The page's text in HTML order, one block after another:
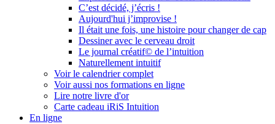
C’est décidé, j’écris !
Aujourd'hui j’improvise !
Il était une fois, une histoire pour changer de cap
Dessiner avec le cerveau droit
Le journal créatif© de l’intuition
Naturellement intuitif
Voir le calendrier complet
Voir aussi nos formations en ligne
Lire notre livre d'or
Carte cadeau iRiS Intuition
En ligne